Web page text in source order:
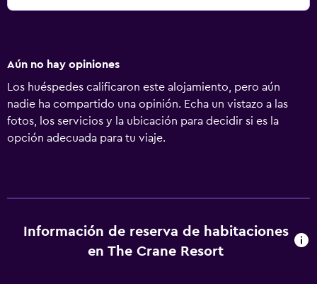
Aún no hay opiniones
Los huéspedes calificaron este alojamiento, pero aún
nadie ha compartido una opinión. Echa un vistazo a las
fotos, los servicios y la ubicación para decidir si es la
opción adecuada para tu viaje.
Información de reserva de habitaciones
en The Crane Resort